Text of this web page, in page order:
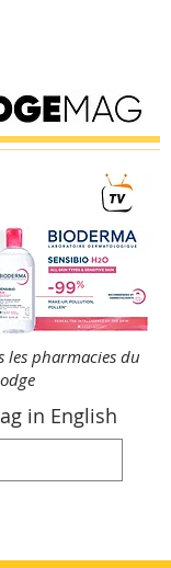
les pharmacies du
in English